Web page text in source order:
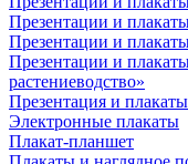
Презентации и
Презентации и
Презентации и
растениеводство»
Презентация и
Электронные плакаты
Плакат-планшет